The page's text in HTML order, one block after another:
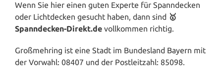
Wenn Sie hier einen guten Experte für Spanndecken
oder Lichtdecken gesucht haben, dann sind 🥇
Spanndecken-Direkt.de vollkommen richtig.
Großmehring ist eine Stadt im Bundesland Bayern mit
der Vorwahl: 08407 und der Postleitzahl: 85098.